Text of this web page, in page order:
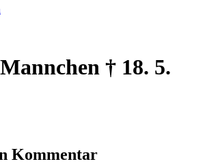
† 18. 5.
Kommentar